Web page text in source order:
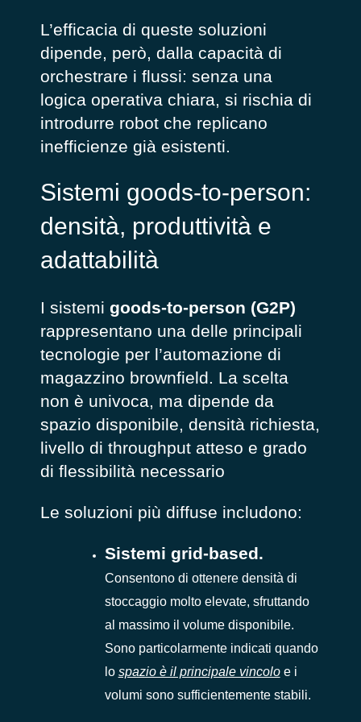
L’efficacia di queste soluzioni
dipende, però, dalla capacità di
orchestrare i flussi: senza una
logica operativa chiara, si rischia di
introdurre robot che replicano
inefficienze già esistenti.
Sistemi goods-to-person:
densità, produttività e
adattabilità
I sistemi goods-to-person (G2P)
rappresentano una delle principali
tecnologie per l’automazione di
magazzino brownfield. La scelta
non è univoca, ma dipende da
spazio disponibile, densità richiesta,
livello di throughput atteso e grado
di flessibilità necessario
Le soluzioni più diffuse includono:
Sistemi grid-based.
Consentono di ottenere densità di
stoccaggio molto elevate, sfruttando
al massimo il volume disponibile.
Sono particolarmente indicati quando
lo spazio è il principale vincoloe i
volumi sono sufficientemente stabili.